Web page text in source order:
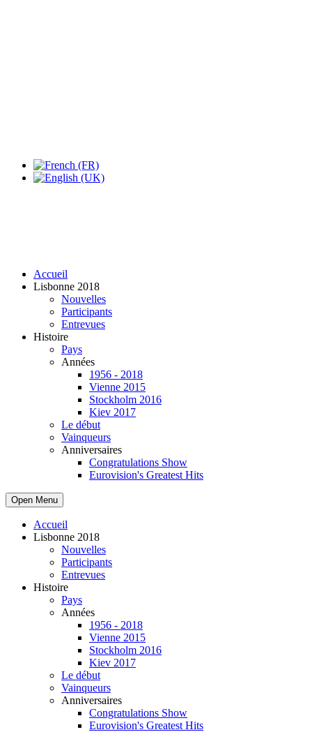
Accueil
Lisbonne 2018
Nouvelles
Participants
Entrevues
Histoire
Pays
Années
1956 - 2018
Vienne 2015
Stockholm 2016
Kiev 2017
Le début
Vainqueurs
Anniversaires
Congratulations Show
Eurovision's Greatest Hits
Open Menu
Accueil
Lisbonne 2018
Nouvelles
Participants
Entrevues
Histoire
Pays
Années
1956 - 2018
Vienne 2015
Stockholm 2016
Kiev 2017
Le début
Vainqueurs
Anniversaires
Congratulations Show
Eurovision's Greatest Hits